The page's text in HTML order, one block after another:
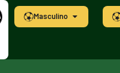
Masculino